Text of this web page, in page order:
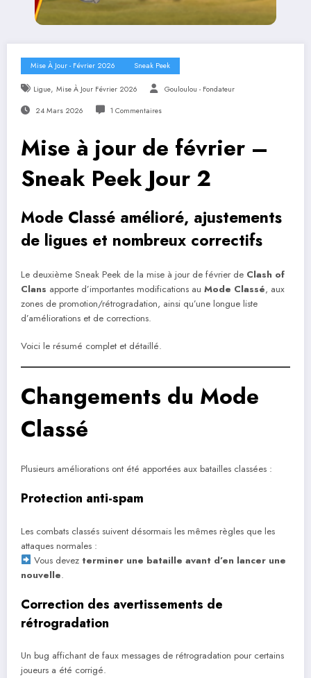
Mise À Jour - Février 2026 Sneak Peek
Ligue, Mise À Jour Février 2026 Gouloulou - Fondateur
24 Mars 2026 1 Commentaires
Mise à jour de février –
Sneak Peek Jour 2
Mode Classé amélioré, ajustements
de ligues et nombreux correctifs
Le deuxième Sneak Peek de la mise à jour de février de Clash of
Clans apporte d’importantes modifications au Mode Classé, aux
zones de promotion/rétrogradation, ainsi qu’une longue liste
d’améliorations et de corrections.
Voici le résumé complet et détaillé.
Changements du Mode
Classé
Plusieurs améliorations ont été apportées aux batailles classées :
Protection anti-spam
Les combats classés suivent désormais les mêmes règles que les
attaques normales :
Vous devez terminer une bataille avant d’en lancer une
nouvelle.
Correction des avertissements de
rétrogradation
Un bug affichant de faux messages de rétrogradation pour certains
joueurs a été corrigé.